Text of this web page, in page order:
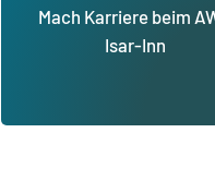
Mach Karriere beim
Isar-Inn